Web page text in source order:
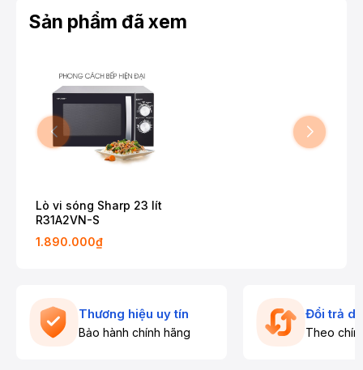
Sản phẩm đã xem
Lò vi sóng Sharp 23 lít
R31A2VN-S
1.890.000₫
Thương hiệu uy tín
Bảo hành chính hãng
Đổi trả
Theo